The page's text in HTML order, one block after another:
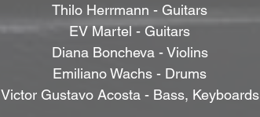
Thilo Herrmann - Guitars
EV Martel - Guitars
Diana Boncheva - Violins
Emiliano Wachs - Drums
Victor Gustavo Acosta - Bass, Keyboards